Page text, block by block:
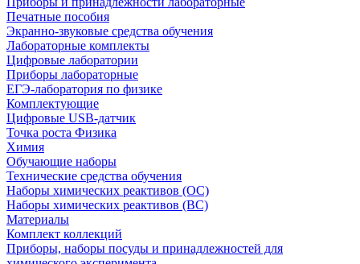
Печатные пособия
Экранно-звуковые средства обучения
Лабораторные комплекты
Цифровые лаборатории
Приборы лабораторные
ЕГЭ-лаборатория по физике
Комплектующие
Цифровые USB-датчик
Точка роста Физика
Химия
Обучающие наборы
Технические средства обучения
Наборы химических реактивов (ОС)
Наборы химических реактивов (ВС)
Материалы
Комплект коллекций
Приборы, наборы посуды и принадлежностей для